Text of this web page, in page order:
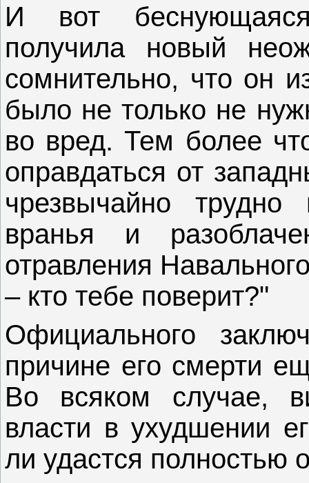
И вот
получила новый
сомнительно, что он
было не только не
во вред. Тем более
оправдаться от
чрезвычайно
вранья и
отравления
‒ кто тебе поверит?"
Официального
причине его смерти
Во всяком случае,
власти в ухудшении
ли удастся полностью